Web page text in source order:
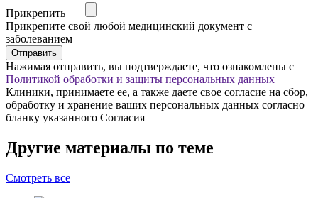
Прикрепить
Прикрепите свой любой медицинский документ с
заболеванием
Отправить
Нажимая отправить, вы подтверждаете, что ознакомлены с
Политикой обработки и защиты персональных данных
Клиники, принимаете ее, а также даете свое согласие на сбор,
обработку и хранение ваших персональных данных согласно
бланку указанного Согласия
Другие материалы по теме
Смотреть все